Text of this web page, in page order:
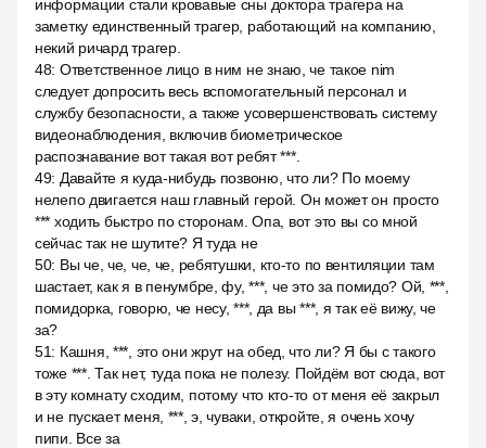
информации стали кровавые сны доктора трагера на
заметку единственный трагер, работающий на компанию,
некий ричард трагер.
48: Ответственное лицо в ним не знаю, че такое nim
следует допросить весь вспомогательный персонал и
службу безопасности, а также усовершенствовать систему
видеонаблюдения, включив биометрическое
распознавание вот такая вот ребят ***.
49: Давайте я куда-нибудь позвоню, что ли? По моему
нелепо двигается наш главный герой. Он может он просто
*** ходить быстро по сторонам. Опа, вот это вы со мной
сейчас так не шутите? Я туда не
50: Вы че, че, че, че, ребятушки, кто-то по вентиляции там
шастает, как я в пенумбре, фу, ***, че это за помидо? Ой, ***,
помидорка, говорю, че несу, ***, да вы ***, я так её вижу, че
за?
51: Кашня, ***, это они жрут на обед, что ли? Я бы с такого
тоже ***. Так нет, туда пока не полезу. Пойдём вот сюда, вот
в эту комнату сходим, потому что кто-то от меня её закрыл
и не пускает меня, ***, э, чуваки, откройте, я очень хочу
пипи. Все за